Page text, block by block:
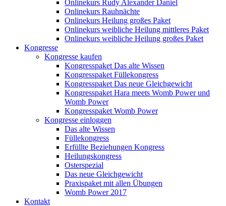
Onlinekurs Rudy Alexander Daniel
Onlinekurs Rauhnächte
Onlinekurs Heilung großes Paket
Onlinekurs weibliche Heilung mittleres Paket
Onlinekurs weibliche Heilung großes Paket
Kongresse
Kongresse kaufen
Kongresspaket Das alte Wissen
Kongresspaket Füllekongress
Kongresspaket Das neue Gleichgewicht
Kongresspaket Hara meets Womb Power und
Womb Power
Kongresspaket Womb Power
Kongresse einloggen
Das alte Wissen
Füllekongress
Erfüllte Beziehungen Kongress
Heilungskongress
Osterspezial
Das neue Gleichgewicht
Praxispaket mit allen Übungen
Womb Power 2017
Kontakt